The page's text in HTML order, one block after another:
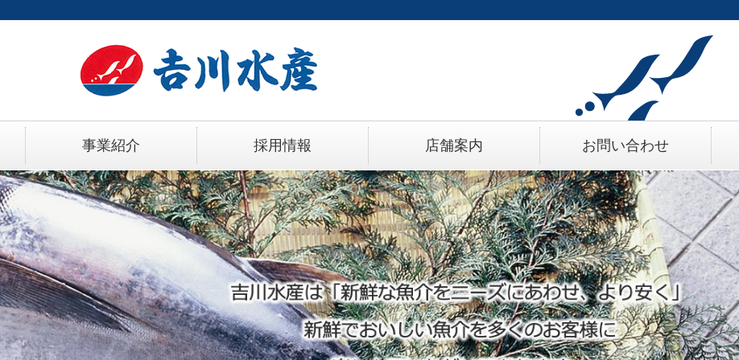
事業紹介 採用情報 店舗案内 お問い合わせ